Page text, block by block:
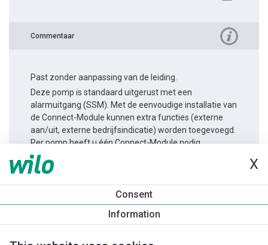
X
Consent
Information
Commentaar
Past zonder aanpassing van de leiding.
Deze pomp is standaard uitgerust met een
alarmuitgang (SSM). Met de eenvoudige installatie van
de Connect-Module kunnen extra functies (externe
aan/uit, externe bedrijfsindicatie) worden toegevoegd.
Per pomp heeft u één Connect-Module nodig.
Productinformatie
Yonos MAXO-Z 40/0,5-12